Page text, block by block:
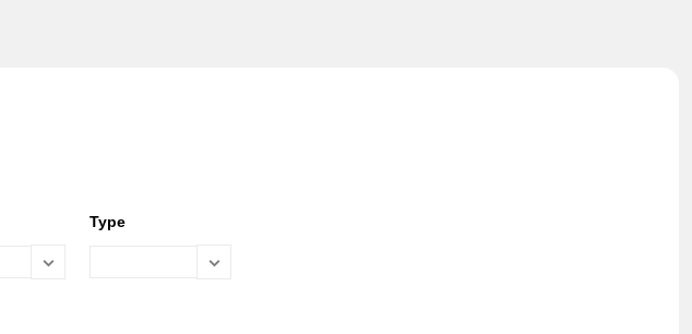
Type